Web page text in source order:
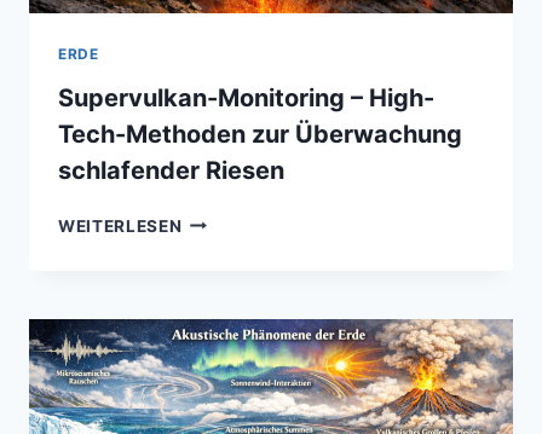
ERDE
Supervulkan-Monitoring – High-
Tech-Methoden zur Überwachung
schlafender Riesen
WEITERLESEN SUPERVULKAN-
TECH-
METHODEN
ZUR
ÜBERWACHUNG
SCHLAFENDER